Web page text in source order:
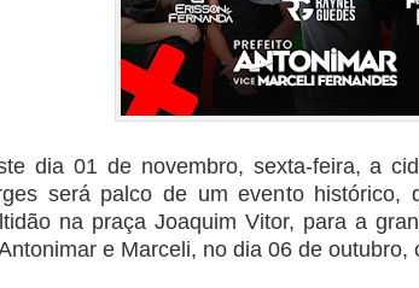
dia 01 de novembro, sexta-feira, a
será palco de um evento histórico,
na praça Joaquim Vitor, para a
e Marceli, no dia 06 de outubro,